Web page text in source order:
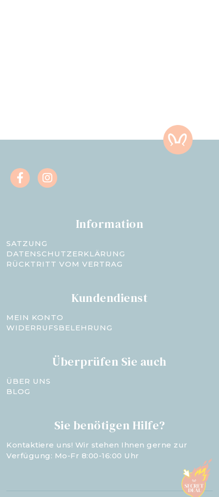
Information
SATZUNG
DATENSCHUTZERKLÄRUNG
RÜCKTRITT VOM VERTRAG
Kundendienst
MEIN KONTO
WIDERRUFSBELEHRUNG
Überprüfen Sie auch
ÜBER UNS
BLOG
Sie benötigen Hilfe?
Kontaktiere uns! Wir stehen Ihnen gerne zur
Verfügung: Mo-Fr 8:00-16:00 Uhr